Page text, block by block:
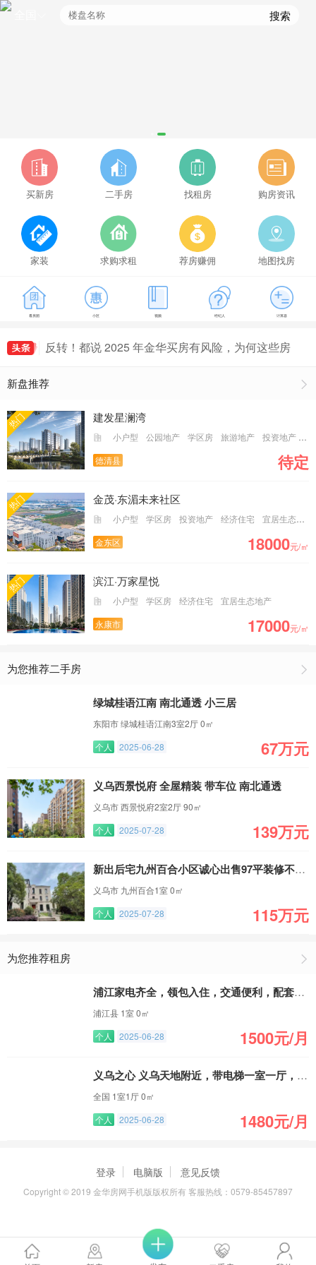
搜索
买新房 二手房 找租房 购房资讯
家装 求购求租 荐房赚佣 地图找房
看房团 小区 视频 经纪人 计算器
凤冈拼车用什么软件好，凤冈拼车群免费进入
抖音代举报业务,2025抖音专业举报团队
情？
反转！都说 2025 年金华买房有风险，为何这些房
背后有何隐情？
凤冈拼车用什么软件好，凤冈拼车群免费进入
抖音代举报业务,2025抖音专业举报团队
新盘推荐
热门 建发星澜湾
小户型 公园地产 学区房 旅游地产 投资地产
德清县
待定
热门 金茂·东湄未来社区
小户型 学区房 投资地产 经济住宅
宜居生态地产
金东区
18000元/㎡
热门 滨江·万家星悦
小户型 学区房 经济住宅
宜居生态地产
永康市
17000元/㎡
为您推荐二手房
绿城桂语江南 南北通透 小三居
东阳市 绿城桂语江南3室2厅 0㎡
个人
2025-06-28 67万元
义乌西景悦府 全屋精装 带车位 南北通透
义乌市 西景悦府2室2厅 90㎡
个人
2025-07-28 139万元
新出后宅九州百合小区诚心出售97平装修不错的两居室
义乌市 九州百合1室 0㎡
个人
2025-07-28 115万元
为您推荐租房
浦江家电齐全，领包入住，交通便利，配套齐全
浦江县 1室 0㎡
个人
2025-06-28 1500元/月
义乌之心 义乌天地附近，带电梯一室一厅，拎包入住
全国 1室1厅 0㎡
个人
2025-06-28 1480元/月
登录 电脑版 意见反馈
Copyright © 2019 金华房网手机版版权所有 客服热线：0579-85457897